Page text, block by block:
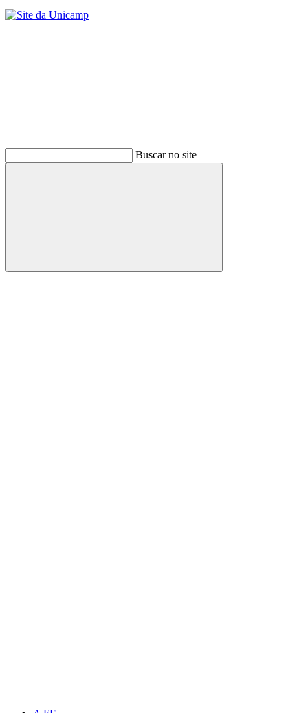
Buscar no site
Buscar